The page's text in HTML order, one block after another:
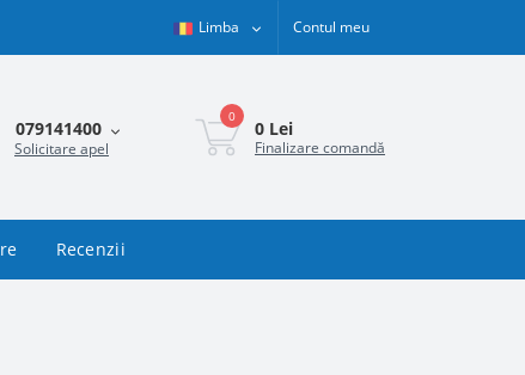
Limba Contul meu
079141400
Solicitare apel
0
0 Lei
Finalizare comandă
Recenzii